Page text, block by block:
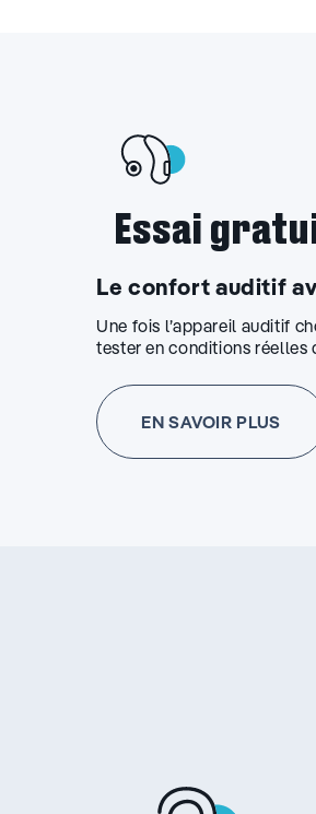
Essai
Le confort auditif
Une fois l’appareil auditif
tester en conditions réelles
EN SAVOIR PLUS